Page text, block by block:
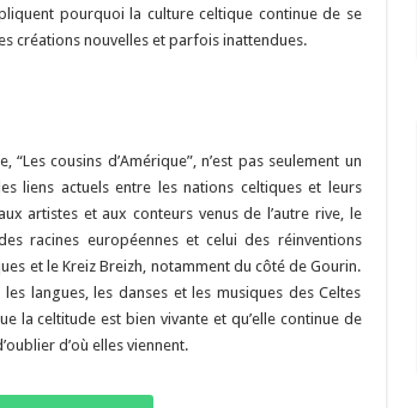
pourquoi la culture celtique continue de se
créations nouvelles et parfois inattendues.
cousins d’Amérique”, n’est pas seulement un
liens actuels entre les nations celtiques et leurs
artistes et aux conteurs venus de l’autre rive, le
racines européennes et celui des réinventions
et le Kreiz Breizh, notamment du côté de Gourin.
langues, les danses et les musiques des Celtes
la celtitude est bien vivante et qu’elle continue de
d’où elles viennent.